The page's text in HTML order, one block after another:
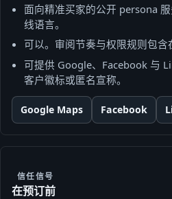
面向精准买家的公开 persona
线语言。
可以。审阅节奏与权限规则包含
可提供 Google、Facebook 与
客户徽标或匿名宣称。
Google Maps Facebook
信任信号
在预订前